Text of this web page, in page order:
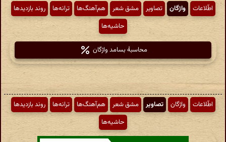
اطّلاعات واژگان تصاویر مشق شعر هم‌آهنگ‌ها ترانه‌ها
روند بازدیدها
حاشیه‌ها
محاسبهٔ بسامد واژگان
اطّلاعات واژگان تصاویر مشق شعر هم‌آهنگ‌ها ترانه‌ها
روند بازدیدها
حاشیه‌ها